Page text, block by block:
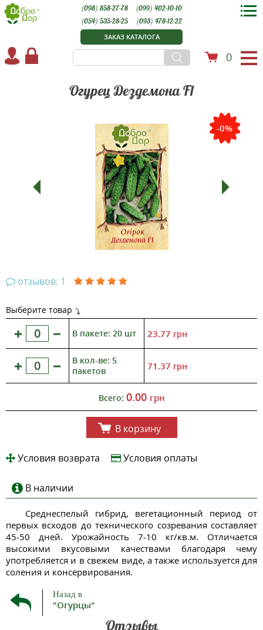
ЗАКАЗ КАТАЛОГА
0
(098) 858-27-78
(099) 402-10-10
(054) 535-28-25
(093) 478-12-22
Огурец Дездемона F1
-0%
отзывов: 1
Выберите товар
В пакете: 20 шт 23.77 грн
В кол-ве: 5
пакетов
71.37 грн
Всего: 0.00 грн
В корзину
Условия возврата Условия оплаты
В наличии
Среднеспелый гибрид, вегетационный период от
первых всходов до технического созревания составляет
45-50 дней. Урожайность 7-10 кг/кв.м. Отличается
высокими вкусовыми качествами благодаря чему
употребляется и в свежем виде, а также используется для
соления и консервирования.
Назад в
"Огурцы"
Отзывы